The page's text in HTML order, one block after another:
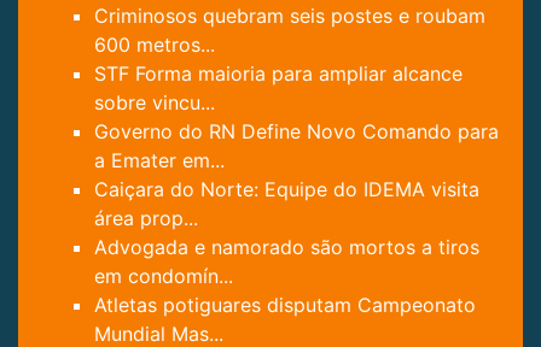
Criminosos quebram seis postes e roubam
600 metros...
STF Forma maioria para ampliar alcance
sobre vincu...
Governo do RN Define Novo Comando para
a Emater em...
Caiçara do Norte: Equipe do IDEMA visita
área prop...
Advogada e namorado são mortos a tiros
em condomín...
Atletas potiguares disputam Campeonato
Mundial Mas...